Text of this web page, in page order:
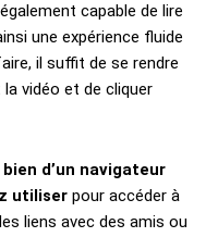
capable de lire
une expérience fluide
il suffit de se rendre
vidéo et de cliquer
d’un navigateur
utiliser pour accéder à
liens avec des amis ou